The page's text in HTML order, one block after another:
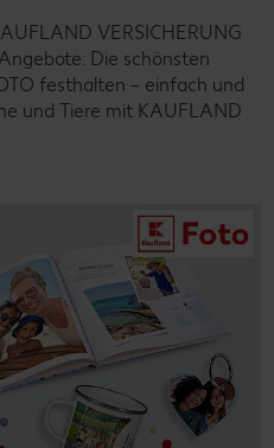
VERSICHERUNG
Die schönsten
festhalten – einfach und
und Tiere mit KAUFLAND